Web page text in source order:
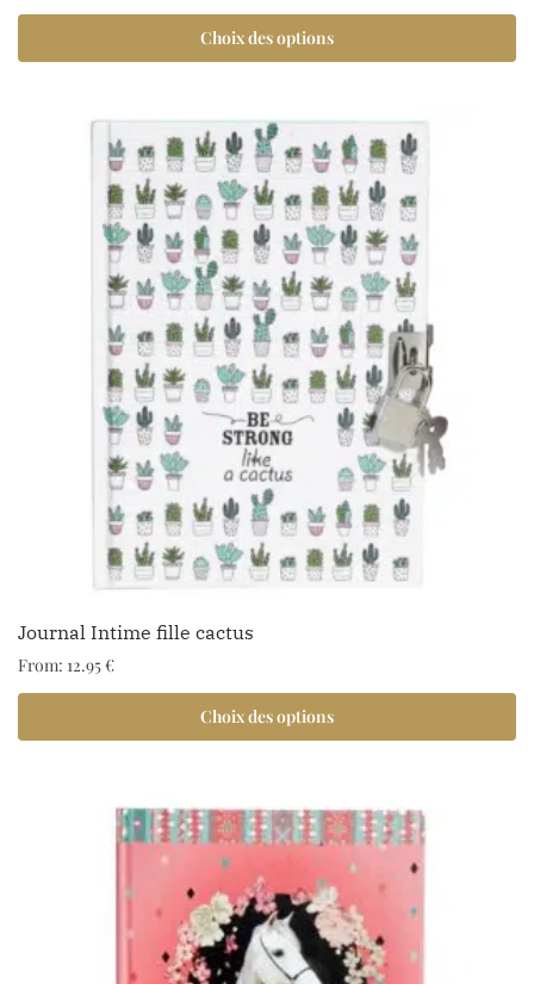
Choix des options
Journal Intime fille cactus
From: 12.95€
Choix des options